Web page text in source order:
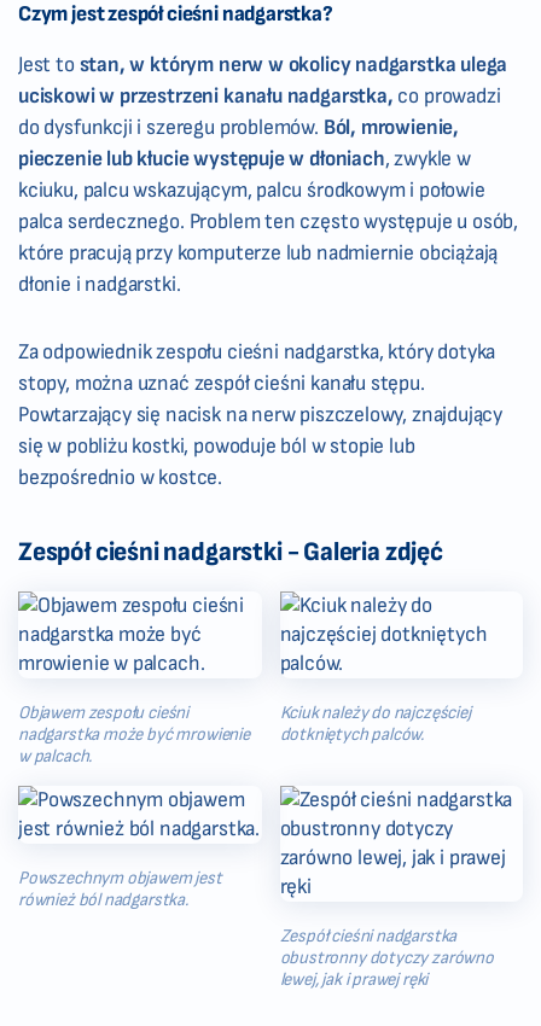
Czym jest zespół cieśni nadgarstka?
Jest to stan, w którym nerw w okolicy nadgarstka ulega
uciskowi w przestrzeni kanału nadgarstka, co prowadzi
do dysfunkcji i szeregu problemów. Ból, mrowienie,
pieczenie lub kłucie występuje w dłoniach, zwykle w
kciuku, palcu wskazującym, palcu środkowym i połowie
palca serdecznego. Problem ten często występuje u osób,
które pracują przy komputerze lub nadmiernie obciążają
dłonie i nadgarstki.
Za odpowiednik zespołu cieśni nadgarstka, który dotyka
stopy, można uznać zespół cieśni kanału stępu.
Powtarzający się nacisk na nerw piszczelowy, znajdujący
się w pobliżu kostki, powoduje ból w stopie lub
bezpośrednio w kostce.
Zespół cieśni nadgarstki - Galeria zdjęć
Objawem zespołu cieśni
nadgarstka może być mrowienie
w palcach.
Kciuk należy do najczęściej
dotkniętych palców.
Powszechnym objawem jest
również ból nadgarstka.
Zespół cieśni nadgarstka
obustronny dotyczy zarówno
lewej, jak i prawej ręki